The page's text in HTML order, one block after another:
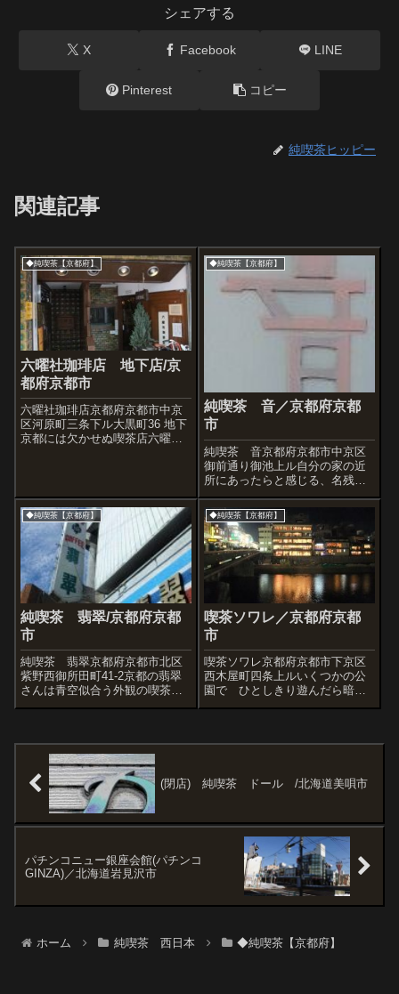
シェアする
X Facebook LINE
Pinterest コピー
純喫茶ヒッピー
関連記事
◆純喫茶【京都府】
六曜社珈琲店 地下店/京
都府京都市
六曜社珈琲店京都府京都市中京
区河原町三条下ル大黒町36 地下
京都には欠かせぬ喫茶店六曜
すが今回のレポは地下の方の店
舗です。河原町三条ということ
で非常に賑わっ...
◆純喫茶【京都府】
純喫茶 音／京都府京都
市
純喫茶 音京都府京都市中京区
御前通り御池上ル自分の家の近
所にあったらと感じる、名残惜
しい喫茶店でした。マスター、
親切でお優しい。しかも一階で
自家焙煎。喫茶店の幸せな要素
に充分満ち足りた喫茶店
「音」。名前は、以前札幌駅前
にあった「喫茶 雑音」...
◆純喫茶【京都府】
純喫茶 翡翠/京都府京都
市
純喫茶 翡翠京都府京都市北区
紫野西御所田町41-2京都の翡翠
さんは青空似合う外観の喫茶の
ひとつ。白い壁に爽やかなスラ
年代、このストライプカラーの
入ったBMWが流行ったんです
よ。イ...
◆純喫茶【京都府】
喫茶ソワレ／京都府京都
市
喫茶ソワレ京都府京都市下京区
西木屋町四条上ルいくつかの公
園で ひとしきり遊んだら暗く
なってきた。こんな夜でも営業
か私など入っても良いものだろ
けで、おそるおそ...
(閉店) 純喫茶 ドール /北海道美唄市
パチンコニュー銀座会館(パチンコ
GINZA)／北海道岩見沢市
ホーム 純喫茶 西日本 ◆純喫茶【京都府】